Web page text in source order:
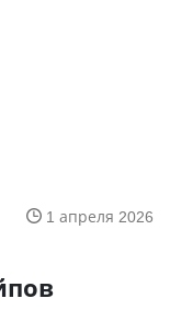
1 апреля 2026